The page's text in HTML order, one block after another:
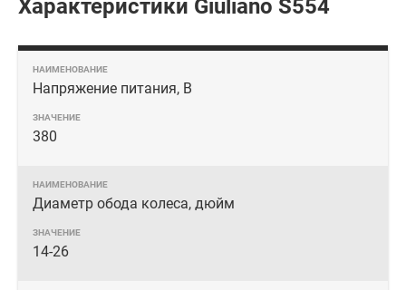
Характеристики Giuliano S554
Напряжение питания, В
380
Диаметр обода колеса, дюйм
14-26